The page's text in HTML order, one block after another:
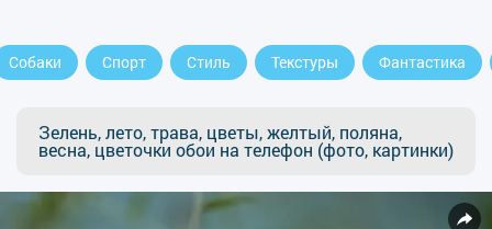
Собаки Спорт Стиль Текстуры Фантастика
Зелень, лето, трава, цветы, желтый, поляна,
весна, цветочки обои на телефон (фото, картинки)